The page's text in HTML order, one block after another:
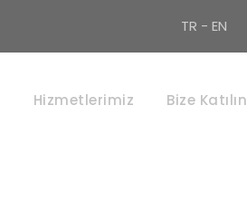
TR - EN
Hizmetlerimiz Bize Katılın